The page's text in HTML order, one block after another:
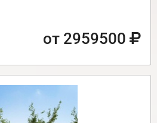
от 2959500